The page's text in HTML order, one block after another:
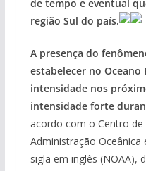
de tempo e eventual
região Sul do país.
A presença do
estabelecer no Oceano
intensidade nos
intensidade forte
acordo com o Centro de
Administração
sigla em inglês (NOAA),